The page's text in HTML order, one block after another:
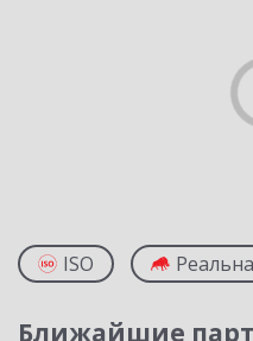
ISO
Ближайшие